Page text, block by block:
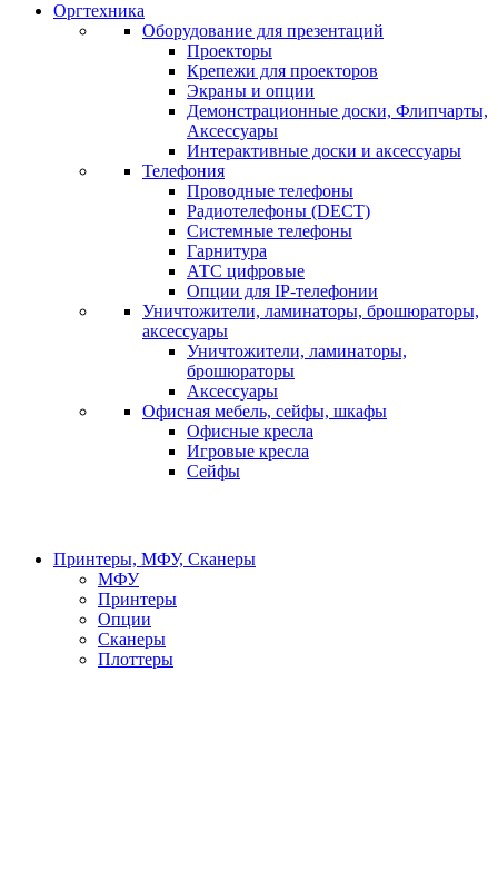
Оргтехника
Оборудование для презентаций
Проекторы
Крепежи для проекторов
Экраны и опции
Демонстрационные доски, Флипчарты,
Аксессуары
Интерактивные доски и аксессуары
Телефония
Проводные телефоны
Радиотелефоны (DECT)
Системные телефоны
Гарнитура
АТС цифровые
Опции для IP-телефонии
Уничтожители, ламинаторы, брошюраторы,
аксессуары
Уничтожители, ламинаторы,
брошюраторы
Аксессуары
Офисная мебель, сейфы, шкафы
Офисные кресла
Игровые кресла
Сейфы
Принтеры, МФУ, Сканеры
МФУ
Принтеры
Опции
Сканеры
Плоттеры